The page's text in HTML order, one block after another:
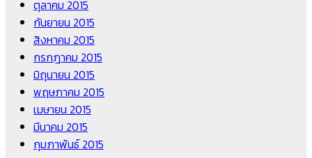
ตุลาคม 2015
กันยายน 2015
สิงหาคม 2015
กรกฎาคม 2015
มิถุนายน 2015
พฤษภาคม 2015
เมษายน 2015
มีนาคม 2015
กุมภาพันธ์ 2015